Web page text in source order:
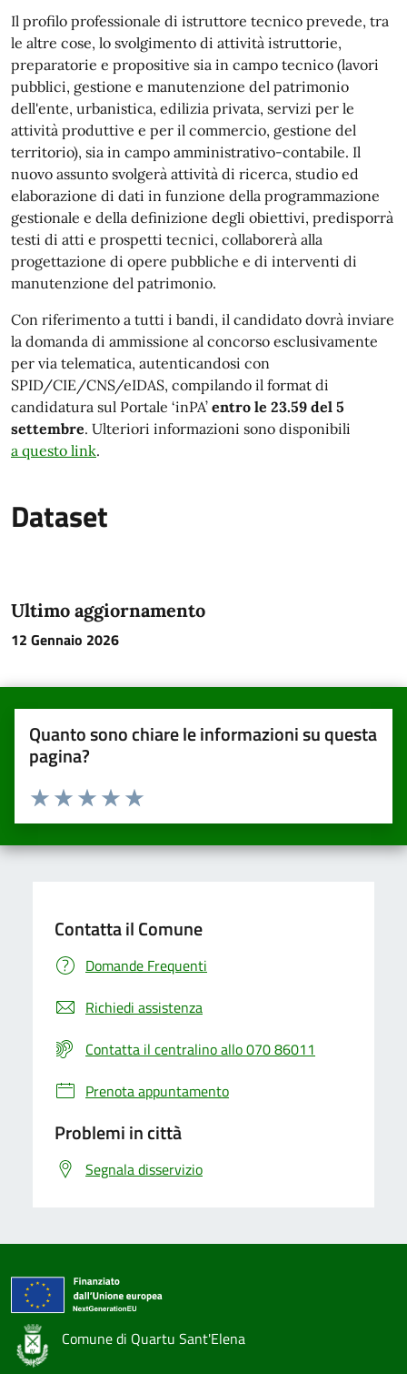
Il profilo professionale di istruttore tecnico prevede, tra
le altre cose, lo svolgimento di attività istruttorie,
preparatorie e propositive sia in campo tecnico (lavori
pubblici, gestione e manutenzione del patrimonio
dell'ente, urbanistica, edilizia privata, servizi per le
attività produttive e per il commercio, gestione del
territorio), sia in campo amministrativo-contabile. Il
nuovo assunto svolgerà attività di ricerca, studio ed
elaborazione di dati in funzione della programmazione
gestionale e della definizione degli obiettivi, predisporrà
testi di atti e prospetti tecnici, collaborerà alla
progettazione di opere pubbliche e di interventi di
manutenzione del patrimonio.
Con riferimento a tutti i bandi, il candidato dovrà inviare
la domanda di ammissione al concorso esclusivamente
per via telematica, autenticandosi con
SPID/CIE/CNS/eIDAS, compilando il format di
candidatura sul Portale ‘inPA’ entro le 23.59 del 5
settembre. Ulteriori informazioni sono disponibili
a questo link.
Dataset
Ultimo aggiornamento
12 Gennaio 2026
Quanto sono chiare le informazioni su questa
pagina?
Valuta da 1 a 5 stelle la pagina
Valuta 5 stelle su 5
Valuta 4 stelle su 5
Valuta 3 stelle su 5
Valuta 2 stelle su 5
Valuta una stella su 5
Contatta il Comune
Domande Frequenti
Richiedi assistenza
Contatta il centralino allo 070 86011
Prenota appuntamento
Problemi in città
Segnala disservizio
Comune di Quartu Sant'Elena